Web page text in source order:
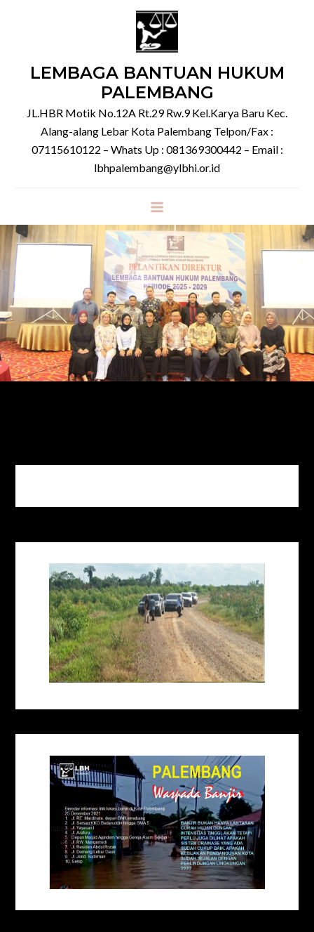
LEMBAGA BANTUAN HUKUM
PALEMBANG
JL.HBR Motik No.12A Rt.29 Rw.9 Kel.Karya Baru Kec.
Alang-alang Lebar Kota Palembang Telpon/Fax :
07115610122 – Whats Up : 081369300442 – Email :
lbhpalembang@ylbhi.or.id